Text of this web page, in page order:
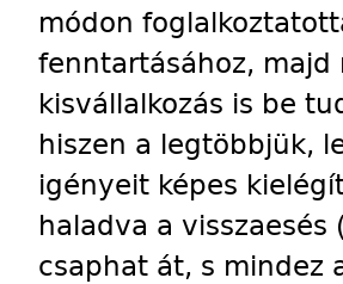
módon
fenntartásához, majd
kisvállalkozás is be
hiszen a legtöbbjük,
igényeit képes
haladva a
csaphat át, s mindez